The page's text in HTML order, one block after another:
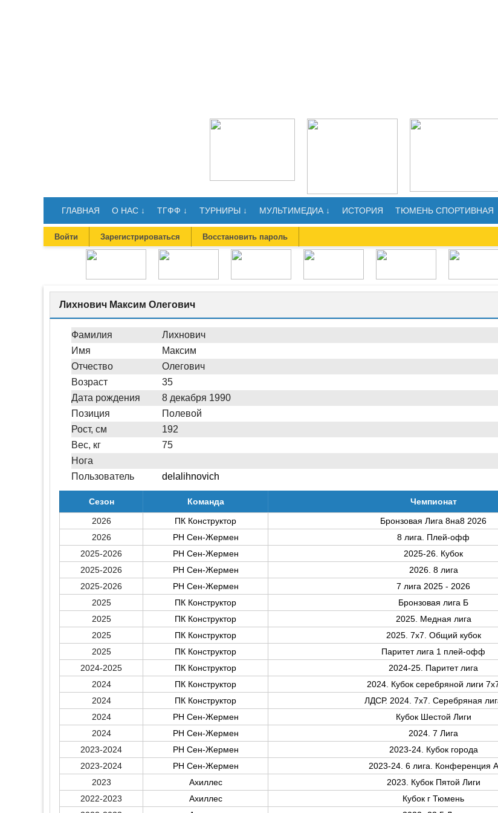
ГЛАВНАЯ О НАС ↓ ТГФФ ↓ ТУРНИРЫ ↓ МУЛЬТИМЕДИА ↓ ИСТОРИЯ ТЮМЕНЬ СПОРТИВНАЯ
Войти Зарегистрироваться Восстановить пароль
Лихнович Максим Олегович
Фамилия
Лихнович
Имя
Максим
Отчество
Олегович
Возраст
35
Дата рождения
8 декабря 1990
Позиция
Полевой
Рост, см
192
Вес, кг
75
Нога
Пользователь
delalihnovich
Сезон Команда Чемпионат
2026
ПК Конструктор Бронзовая Лига 8на8 2026
2026
РН Сен-Жермен 8 лига. Плей-офф
2025-2026
РН Сен-Жермен 2025-26. Кубок
2025-2026
РН Сен-Жермен 2026. 8 лига
2025-2026
РН Сен-Жермен 7 лига 2025 - 2026
2025
ПК Конструктор Бронзовая лига Б
2025
ПК Конструктор 2025. Медная лига
2025
ПК Конструктор 2025. 7х7. Общий кубок
2025
ПК Конструктор Паритет лига 1 плей-офф
2024-2025
ПК Конструктор 2024-25. Паритет лига
2024
ПК Конструктор 2024. Кубок серебряной лиги
2024
ПК Конструктор ЛДСР. 2024. 7х7. Серебряная
2024
РН Сен-Жермен Кубок Шестой Лиги
2024
РН Сен-Жермен 2024. 7 Лига
2023-2024
РН Сен-Жермен 2023-24. Кубок города
2023-2024
РН Сен-Жермен 2023-24. 6 лига. Конференция А
2023
Ахиллес 2023. Кубок Пятой Лиги
2022-2023
Ахиллес Кубок г Тюмень